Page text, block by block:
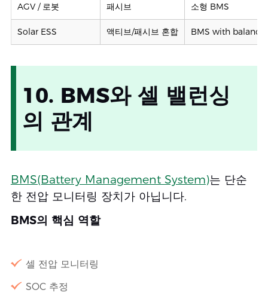
AGV / 로봇 패시브 소형 BMS
Solar ESS 액티브/패시브 혼합 BMS with
10. BMS와 셀 밸런싱
의 관계
BMS(Battery Management System)는 단순
한 전압 모니터링 장치가 아닙니다.
BMS의 핵심 역할
셀 전압 모니터링
SOC 추정